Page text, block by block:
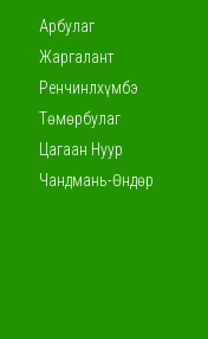
Арбулаг
Жаргалант
Ренчинлхүмбэ
Төмөрбулаг
Цагаан Нуур
Чандмань-Өндөр